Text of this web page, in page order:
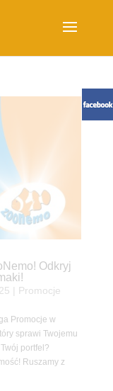
Odkryj
Promocje
Promocje w
sprawi Twojemu
portfel?
Ruszamy z